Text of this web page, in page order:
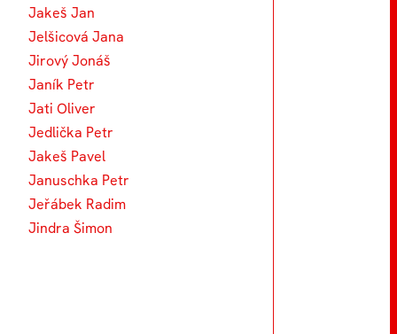
Jakeš Jan
Jelšicová Jana
Jirový Jonáš
Janík Petr
Jati Oliver
Jedlička Petr
Jakeš Pavel
Januschka Petr
Jeřábek Radim
Jindra Šimon